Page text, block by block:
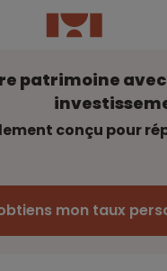
patrimoine
conçu pour
mon taux